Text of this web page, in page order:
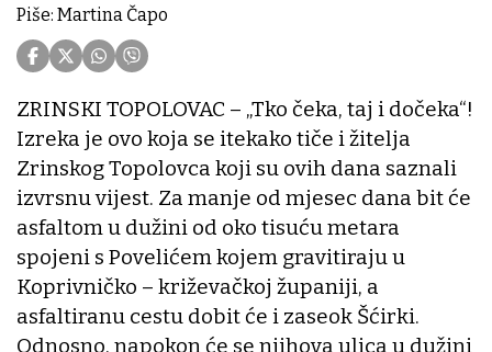
Piše: Martina Čapo
ZRINSKI TOPOLOVAC – „Tko čeka, taj i dočeka“!
Izreka je ovo koja se itekako tiče i žitelja
Zrinskog Topolovca koji su ovih dana saznali
izvrsnu vijest. Za manje od mjesec dana bit će
asfaltom u dužini od oko tisuću metara
spojeni s Povelićem kojem gravitiraju u
Koprivničko – križevačkoj županiji, a
asfaltiranu cestu dobit će i zaseok Šćirki.
Odnosno, napokon će se njihova ulica u dužini